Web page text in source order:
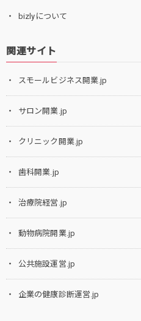
bizlyについて
関連サイト
スモールビジネス開業.jp
サロン開業.jp
クリニック開業.jp
歯科開業.jp
治療院経営.jp
動物病院開業.jp
公共施設運営.jp
企業の健康診断運営.jp